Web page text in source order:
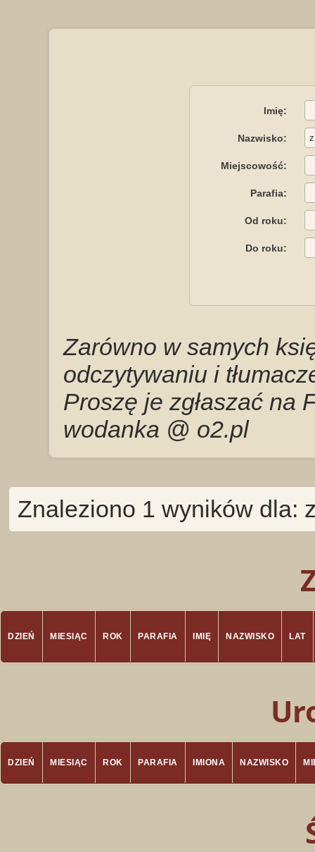
Imię:
Nazwisko:
Miejscowość:
Parafia:
Od roku:
Do roku:
Zarówno w samych
odczytywaniu i
Proszę je zgłaszać na
wodanka @ o2.pl
Znaleziono 1 wyników dla:
DZIEŃ MIESIĄC ROK PARAFIA IMIĘ NAZWISKO LAT
DZIEŃ MIESIĄC ROK PARAFIA IMIONA NAZWISKO